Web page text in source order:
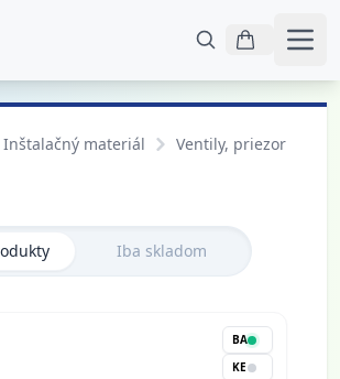
Inštalačný materiál Ventily, priezorníky
Iba skladom
BA
KE